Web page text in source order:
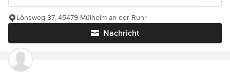
Nachricht
Lönsweg 37, 45479 Mülheim an der Ruhr